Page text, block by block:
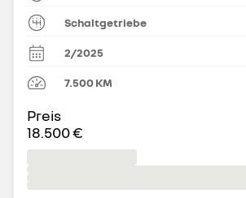
Schaltgetriebe
2/2025
7.500KM
Preis
18.500 €